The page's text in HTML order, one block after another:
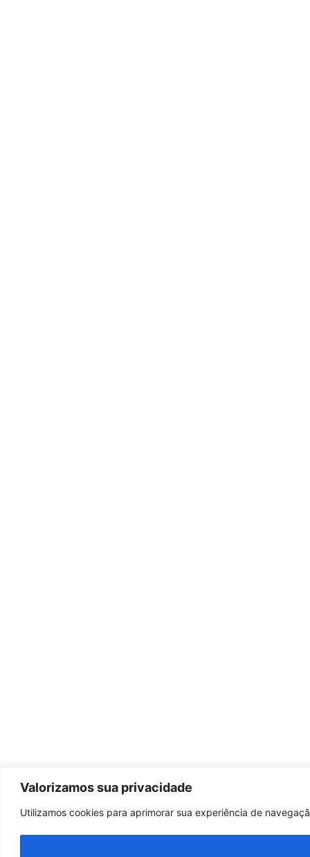
Valorizamos sua privacidade
Utilizamos cookies para aprimorar sua experiência de